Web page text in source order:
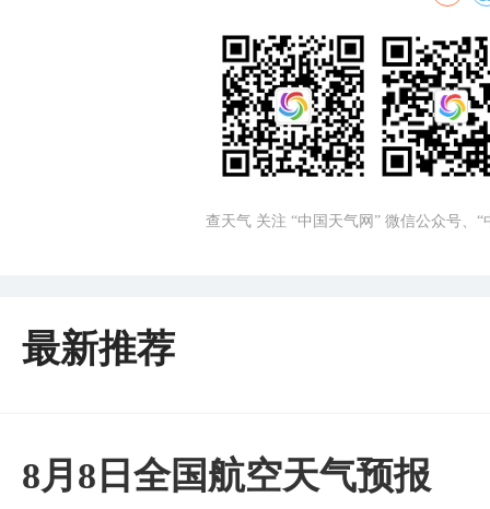
查天气 关注 “中国天气网” 微信公众号、
最新推荐
8月8日全国航空天气预报